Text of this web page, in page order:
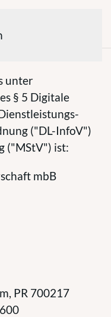
unter
§ 5 Digitale
("DL-InfoV")
("MStV") ist:
mbB
PR 700217